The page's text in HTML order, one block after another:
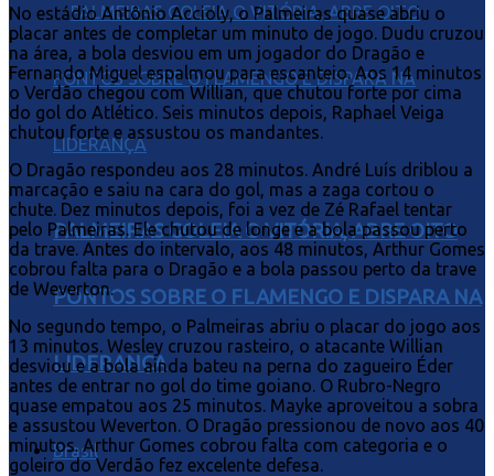
PALMEIRAS GOLEIA O VITÓRIA, ABRE OITO
PONTOS SOBRE O FLAMENGO E DISPARA NA
LIDERANÇA
Brasil
No estádio Antônio Accioly, o Palmeiras quase abriu o
placar antes de completar um minuto de jogo. Dudu cruzou
na área, a bola desviou em um jogador do Dragão e
Fernando Miguel espalmou para escanteio. Aos 14 minutos
o Verdão chegou com Willian, que chutou forte por cima
do gol do Atlético. Seis minutos depois, Raphael Veiga
chutou forte e assustou os mandantes.
O Dragão respondeu aos 28 minutos. André Luís driblou a
marcação e saiu na cara do gol, mas a zaga cortou o
chute. Dez minutos depois, foi a vez de Zé Rafael tentar
pelo Palmeiras. Ele chutou de longe e a bola passou perto
da trave. Antes do intervalo, aos 48 minutos, Arthur Gomes
cobrou falta para o Dragão e a bola passou perto da trave
de Weverton.
No segundo tempo, o Palmeiras abriu o placar do jogo aos
13 minutos. Wesley cruzou rasteiro, o atacante Willian
desviou e a bola ainda bateu na perna do zagueiro Éder
antes de entrar no gol do time goiano. O Rubro-Negro
quase empatou aos 25 minutos. Mayke aproveitou a sobra
e assustou Weverton. O Dragão pressionou de novo aos 40
minutos. Arthur Gomes cobrou falta com categoria e o
goleiro do Verdão fez excelente defesa.